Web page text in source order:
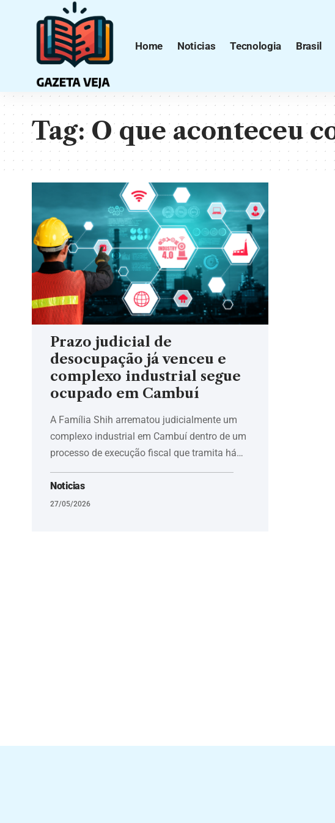
Home Noticias Tecnologia Brasil
Tag:O que aconteceu
Prazo judicial de
desocupação já venceu e
complexo industrial segue
ocupado em Cambuí
A Família Shih arrematou judicialmente um
complexo industrial em Cambuí dentro de um
processo de execução fiscal que tramita há…
Noticias
27/05/2026